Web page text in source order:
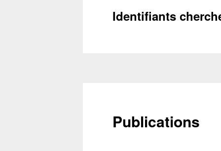
Identifiants
Publications